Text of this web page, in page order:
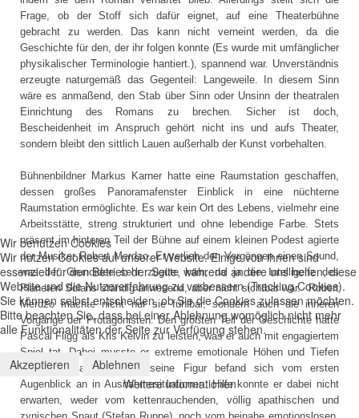
Frage, ob der Stoff sich dafür eignet, auf eine Theaterbühne
gebracht zu werden. Das kann nicht verneint werden, da die
Geschichte für den, der ihr folgen konnte (Es wurde mit umfänglicher
physikalischer Terminologie hantiert.), spannend war. Unverständnis
erzeugte naturgemäß das Gegenteil: Langeweile. In diesem Sinn
wäre es anmaßend, den Stab über Sinn oder Unsinn der theatralen
Einrichtung des Romans zu brechen. Sicher ist doch,
Bescheidenheit im Anspruch gehört nicht ins und aufs Theater,
sondern bleibt den sittlich Lauen außerhalb der Kunst vorbehalten.
Bühnenbildner Markus Karner hatte eine Raumstation geschaffen,
dessen großes Panoramafenster Einblick in eine nüchterne
Raumstation ermöglichte. Es war kein Ort des Lebens, vielmehr eine
Arbeitsstätte, streng strukturiert und ohne lebendige Farbe. Stets
präsent im hinteren Teil der Bühne auf einem kleinen Podest agierte
der Musiker Robert Merdzo. Er verlieh den Vorgängen einen Sound,
was der Grundidee sehr zugute kam, da ja die Intelligenz des
Planeten Solaris ständig anwesend, aber nicht sichtbar war. Robert
Merdzo machte nicht nur sie fühlbar, sondern auch die inneren
Vorgänge der Protagonisten. Den größten Teil der Geschichte hatte
Pascal Fligg als Kris Kelvin zu leisten, was er auch mit engagiertem
Spiel tat. Dabei musste er extreme emotionale Höhen und Tiefen
glaubhaft machen, denn seine Figur befand sich vom ersten
Augenblick an in Ausnahmesituationen. Hilfe konnte er dabei nicht
erwarten, weder vom kettenrauchenden, völlig apathischen und
Wir benutzen Cookies
Wir nutzen Cookies auf unserer Website. Einige von ihnen sind
essenziell für den Betrieb der Seite, während andere uns helfen, diese
Website und die Nutzererfahrung zu verbessern (Tracking Cookies).
Sie können selbst entscheiden, ob Sie die Cookies zulassen möchten.
Bitte beachten Sie, dass bei einer Ablehnung womöglich nicht mehr
alle Funktionalitäten der Seite zur Verfügung stehen.
Akzeptieren
Ablehnen
Weitere Informationen